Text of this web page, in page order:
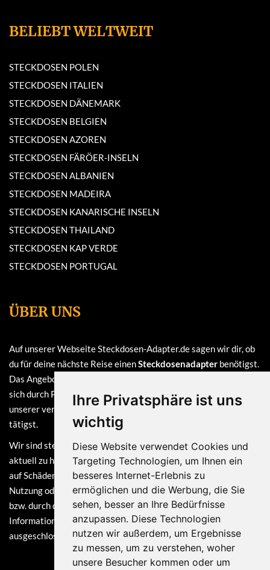
Ihre Privatsphäre ist uns
wichtig
Diese Website verwendet Cookies und
Targeting Technologien, um Ihnen ein
besseres Internet-Erlebnis zu
ermöglichen und die Werbung, die Sie
sehen, besser an Ihre Bedürfnisse
anzupassen. Diese Technologien
nutzen wir außerdem, um Ergebnisse
zu messen, um zu verstehen, woher
unsere Besucher kommen oder um
BELIEBT WELTWEIT
STECKDOSEN POLEN
STECKDOSEN ITALIEN
STECKDOSEN DÄNEMARK
STECKDOSEN BELGIEN
STECKDOSEN AZOREN
STECKDOSEN FÄRÖER-INSELN
STECKDOSEN ALBANIEN
STECKDOSEN MADEIRA
STECKDOSEN KANARISCHE INSELN
STECKDOSEN THAILAND
STECKDOSEN KAP VERDE
STECKDOSEN PORTUGAL
ÜBER UNS
Auf unserer Webseite Steckdosen-Adapter.de sagen wir dir, ob
du für deine nächste Reise einenSteckdosenadapter benötigst.
Das Angebot auf dieser Webseite ist
sich durch Provisionen, die wir erhalten, sofern du bei einem
unserer verlinkten Partner (z.B. Amazon) eine Bestellung
tätigst.
Wir sind stets bemüht, die Informationen auf dieser Webseite
aktuell zu halten. Dennoch sind Haftungsansprüche, welche sich
auf Schäden materieller oder ideeller Art beziehen, die durch die
Nutzung oder Nichtnutzung der dargebotenen Informationen
bzw. durch die Nutzung fehlerhafter und unvollständiger
Informationen verursacht wurden, grundsätzlich
ausgeschlossen.